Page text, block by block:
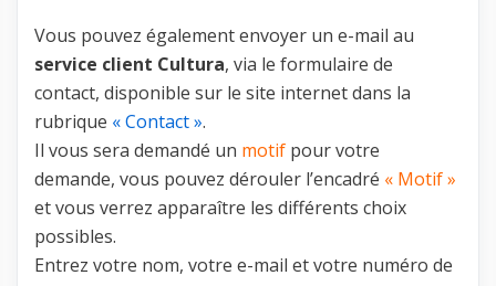
Vous pouvez également envoyer un e-mail au
service client Cultura, via le formulaire de
contact, disponible sur le site internet dans la
rubrique « Contact ».
Il vous sera demandé un motif pour votre
demande, vous pouvez dérouler l’encadré « Motif »
et vous verrez apparaître les différents choix
possibles.
Entrez votre nom, votre e-mail et votre numéro de